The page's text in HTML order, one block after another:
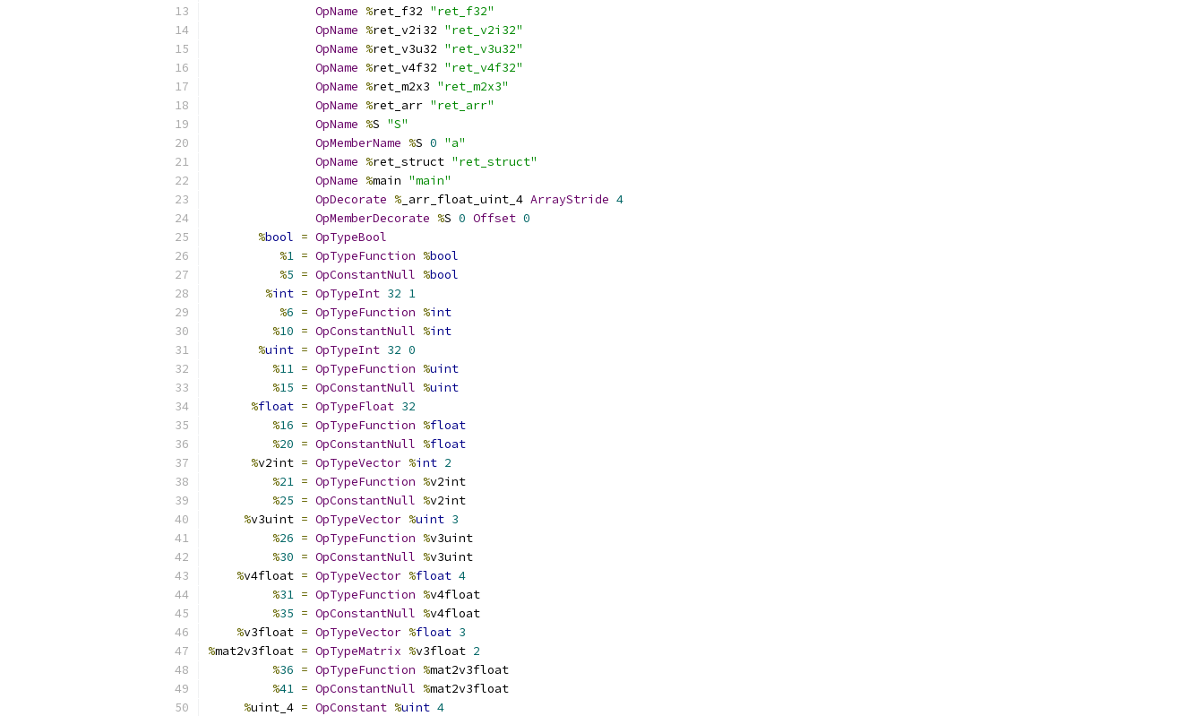
OpName %ret_f32 "ret_f32"
OpName %ret_v2i32 "ret_v2i32"
OpName %ret_v3u32 "ret_v3u32"
OpName %ret_v4f32 "ret_v4f32"
OpName %ret_m2x3 "ret_m2x3"
OpName %ret_arr "ret_arr"
OpName %S "S"
OpMemberName %S 0 "a"
OpName %ret_struct "ret_struct"
OpName %main "main"
OpDecorate % _arr_float_uint_4 ArrayStride 4
OpMemberDecorate %S 0 Offset 0
%bool = OpTypeBool
%1 = OpTypeFunction %bool
%5 = OpConstantNull %bool
%int = OpTypeInt 32 1
%6 = OpTypeFunction %int
%10 = OpConstantNull %int
%uint = OpTypeInt 32 0
%11 = OpTypeFunction %uint
%15 = OpConstantNull %uint
%float = OpTypeFloat 32
%16 = OpTypeFunction %float
%20 = OpConstantNull %float
%v2int = OpTypeVector %int 2
%21 = OpTypeFunction %v2int
%25 = OpConstantNull %v2int
%v3uint = OpTypeVector %uint 3
%26 = OpTypeFunction %v3uint
%30 = OpConstantNull %v3uint
%v4float = OpTypeVector %float 4
%31 = OpTypeFunction %v4float
%35 = OpConstantNull %v4float
%v3float = OpTypeVector %float 3
%mat2v3float = OpTypeMatrix %v3float 2
%36 = OpTypeFunction %mat2v3float
%41 = OpConstantNull %mat2v3float
%uint_4 = OpConstant %uint 4